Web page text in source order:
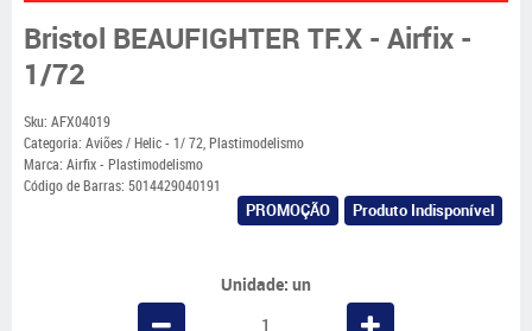
Bristol BEAUFIGHTER TF.X - Airfix -
1/72
Sku: AFX04019
Categoria: Aviões / Helic - 1/ 72,Plastimodelismo
Marca: Airfix - Plastimodelismo
Código de Barras: 5014429040191
PROMOÇÃO Produto Indisponível
Unidade: un